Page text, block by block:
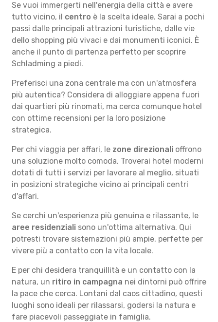
Se vuoi immergerti nell'energia della città e avere
tutto vicino, il centro è la scelta ideale. Sarai a pochi
passi dalle principali attrazioni turistiche, dalle vie
dello shopping più vivaci e dai monumenti iconici. È
anche il punto di partenza perfetto per scoprire
Schladming a piedi.
Preferisci una zona centrale ma con un'atmosfera
più autentica? Considera di alloggiare appena fuori
dai quartieri più rinomati, ma cerca comunque hotel
con ottime recensioni per la loro posizione
strategica.
Per chi viaggia per affari, le zone direzionali offrono
una soluzione molto comoda. Troverai hotel moderni
dotati di tutti i servizi per lavorare al meglio, situati
in posizioni strategiche vicino ai principali centri
d'affari.
Se cerchi un'esperienza più genuina e rilassante, le
aree residenziali sono un'ottima alternativa. Qui
potresti trovare sistemazioni più ampie, perfette per
vivere più a contatto con la vita locale.
E per chi desidera tranquillità e un contatto con la
natura, un ritiro in campagna nei dintorni può offrire
la pace che cerca. Lontani dal caos cittadino, questi
luoghi sono ideali per rilassarsi, godersi la natura e
fare piacevoli passeggiate in famiglia.